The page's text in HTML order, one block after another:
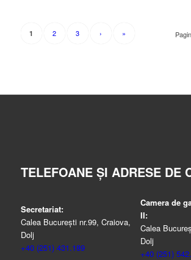
1 2 3 › »
TELEFOANE ȘI ADRESE DE
Secretariat:
Calea București nr.99, Craiova,
Dolj
+40 (251) 431.189
Camera de
II:
Calea
Dolj
+40 (251)